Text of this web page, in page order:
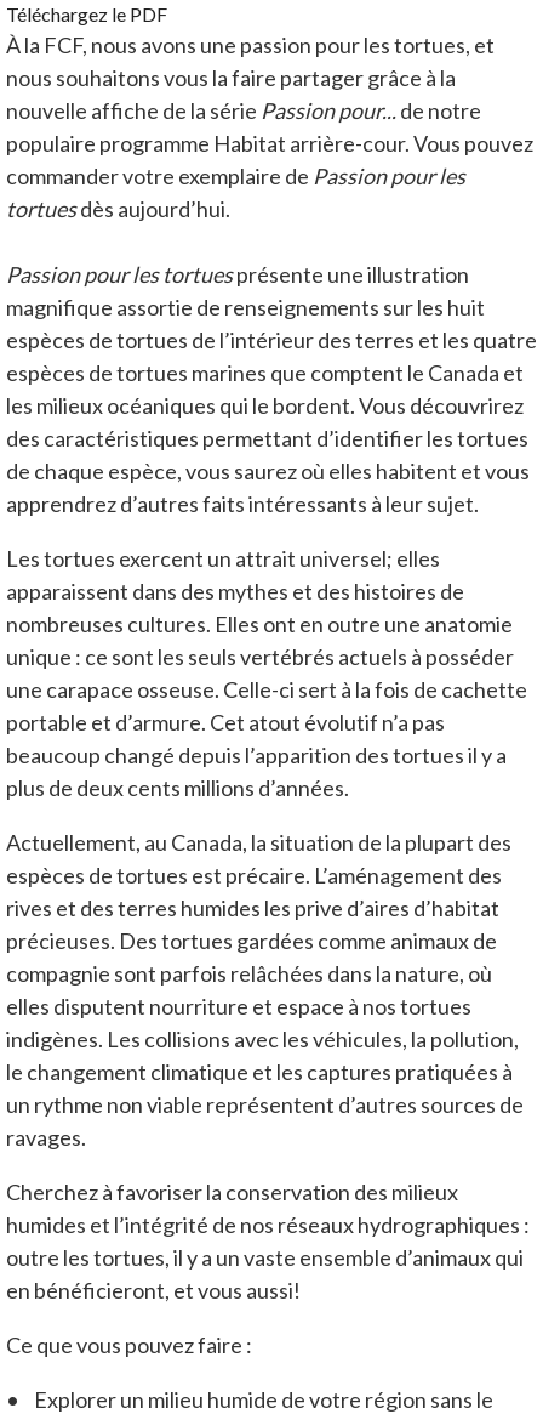
Téléchargez le PDF
À la FCF, nous avons une passion pour les tortues, et
nous souhaitons vous la faire partager grâce à la
nouvelle affiche de la série Passion pour...de notre
populaire programme Habitat arrière-cour. Vous pouvez
commander votre exemplaire de Passion pour les
tortuesdès aujourd’hui.
Passion pour les tortuesprésente une illustration
magnifique assortie de renseignements sur les huit
espèces de tortues de l’intérieur des terres et les quatre
espèces de tortues marines que comptent le Canada et
les milieux océaniques qui le bordent. Vous découvrirez
des caractéristiques permettant d’identifier les tortues
de chaque espèce, vous saurez où elles habitent et vous
apprendrez d’autres faits intéressants à leur sujet.
Les tortues exercent un attrait universel; elles
apparaissent dans des mythes et des histoires de
nombreuses cultures. Elles ont en outre une anatomie
unique : ce sont les seuls vertébrés actuels à posséder
une carapace osseuse. Celle-ci sert à la fois de cachette
portable et d’armure. Cet atout évolutif n’a pas
beaucoup changé depuis l’apparition des tortues il y a
plus de deux cents millions d’années.
Actuellement, au Canada, la situation de la plupart des
espèces de tortues est précaire. L’aménagement des
rives et des terres humides les prive d’aires d’habitat
précieuses. Des tortues gardées comme animaux de
compagnie sont parfois relâchées dans la nature, où
elles disputent nourriture et espace à nos tortues
indigènes. Les collisions avec les véhicules, la pollution,
le changement climatique et les captures pratiquées à
un rythme non viable représentent d’autres sources de
ravages.
Cherchez à favoriser la conservation des milieux
humides et l’intégrité de nos réseaux hydrographiques :
outre les tortues, il y a un vaste ensemble d’animaux qui
en bénéficieront, et vous aussi!
Ce que vous pouvez faire :
• Explorer un milieu humide de votre région sans le